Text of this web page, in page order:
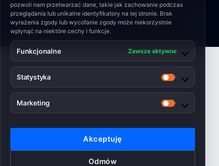
pozwoli nam przetwarzać dane, takie jak zachowanie podczas
przeglądania lub unikalne identyfikatory na tej stronie. Brak
wyrażenia zgody lub wycofanie zgody może niekorzystnie
wpłynąć na niektóre cechy i funkcje.
Funkcjonalne Zawsze aktywne
Statystyka
Statystyka
Marketing
Marketing
Akceptuję
Odmów
© 2026 Engineering Shield Sp. z o.o.
Polityka plików
Cookies
•
Polityka
prywatności
•
Regulamin
serwisu
•